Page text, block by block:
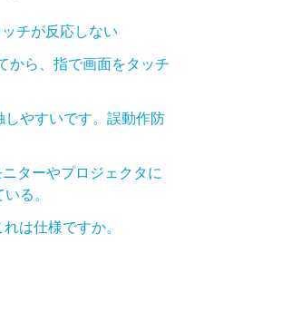
チが反応しない
から、指で画面をタッチ
やすいです。誤動作防
ターやプロジェクタに
る。
は仕様ですか。